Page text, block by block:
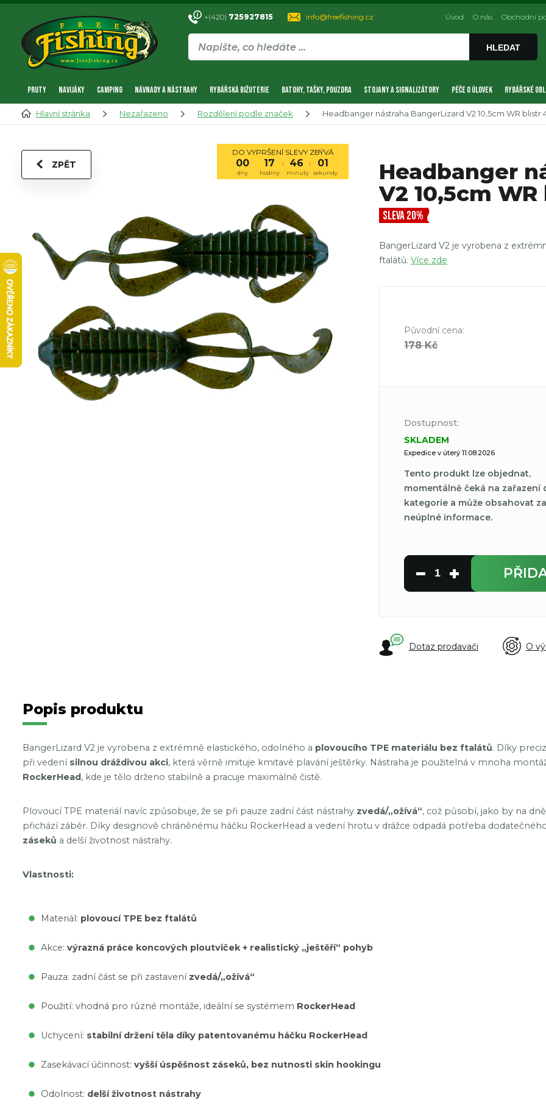
+(420) 725927815 info@freefishing.cz
HLEDAT
Úvod O nás Obchodní
PRUTY NAVIJÁKY CAMPING NÁVNADY A NÁSTRAHY RYBÁŘSKÁ BIŽUTERIE BATOHY, TAŠKY, POUZDRA STOJANY A SIGNALIZÁTORY PÉČE O ÚLOVEK RYBÁŘSKÉ
Hlavní stránka Nezařazeno Rozdělení podle značek Headbanger nástraha BangerLizard V2 10,5cm WR blistr
ZPĚT
DO VYPRŠENÍ SLEVY ZBÝVÁ
00 17 : 46 : 00
dny hodiny minuty sekundy
Headbanger
V2 10,5cm
SLEVA 20%
BangerLizard V2 je vyrobena z
ftalátů. Více zde
Původní cena:
178 Kč
Dostupnost:
SKLADEM
Expedice v úterý 11.08.2026
Tento produkt lze objednat,
momentálně čeká na zařazení
kategorie a může obsahovat
neúplné informace.
Dotaz prodavači O
Popis produktu
BangerLizard V2 je vyrobena z extrémně elastického, odolného a plovoucího TPE materiálu bez ftalátů. Díky
při vedení silnou dráždivou akci, která věrně imituje kmitavé plavání ještěrky. Nástraha je použitelná v mnoha
RockerHead, kde je tělo drženo stabilně a pracuje maximálně čistě.
Plovoucí TPE materiál navíc způsobuje, že se při pauze zadní část nástrahy zvedá/„ožívá“, což působí, jako by na
přichází záběr. Díky designově chráněnému háčku RockerHead a vedení hrotu v drážce odpadá potřeba
záseků a delší životnost nástrahy.
Vlastnosti:
Materiál: plovoucí TPE bez ftalátů
Akce: výrazná práce koncových ploutviček + realistický „ještěří“ pohyb
Pauza: zadní část se při zastavení zvedá/„ožívá“
Použití: vhodná pro různé montáže, ideální se systémem RockerHead
Uchycení: stabilní držení těla díky patentovanému háčku RockerHead
Zasekávací účinnost: vyšší úspěšnost záseků, bez nutnosti skin hookingu
Odolnost: delší životnost nástrahy